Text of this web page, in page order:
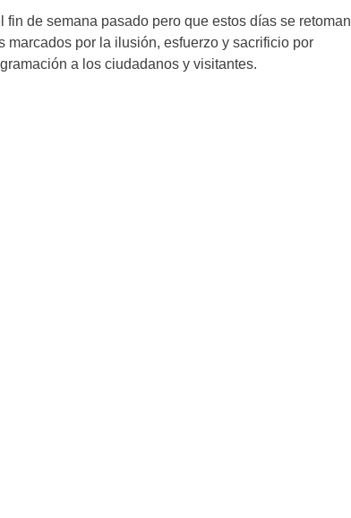
fin de semana pasado pero que estos días se retoman
marcados por la ilusión, esfuerzo y sacrificio por
a los ciudadanos y visitantes.